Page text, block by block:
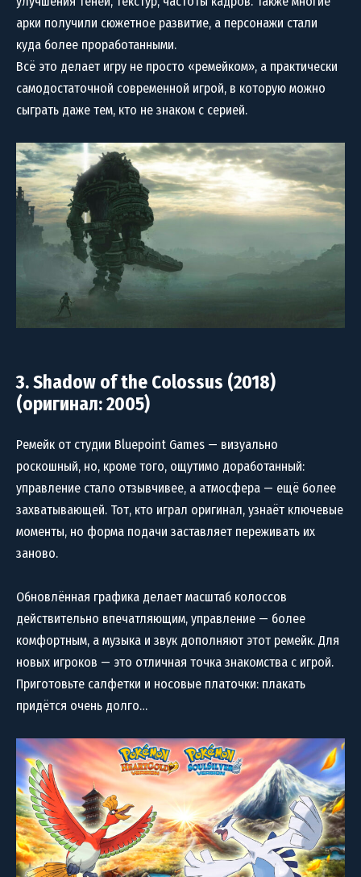
арки получили сюжетное развитие, а персонажи стали
куда более проработанными.
Всё это делает игру не просто «ремейком», а практически
самодостаточной современной игрой, в которую можно
сыграть даже тем, кто не знаком с серией.
3. Shadow of the Colossus (2018)
(оригинал: 2005)
Ремейк от студии Bluepoint Games — визуально
роскошный, но, кроме того, ощутимо доработанный:
управление стало отзывчивее, а атмосфера — ещё более
захватывающей. Тот, кто играл оригинал, узнаёт ключевые
моменты, но форма подачи заставляет переживать их
заново.
Обновлённая графика делает масштаб колоссов
действительно впечатляющим, управление — более
комфортным, а музыка и звук дополняют этот ремейк. Для
новых игроков — это отличная точка знакомства с игрой.
Приготовьте салфетки и носовые платочки: плакать
придётся очень долго…